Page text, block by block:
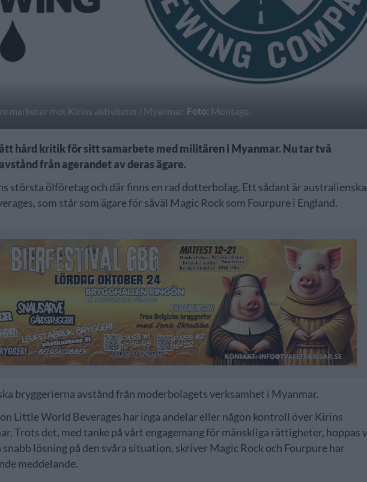
markerar mot Kirins aktiviteter i Myanmar. Foto: Montage.
hård kritik för sitt samarbete med militären i Myanmar. Nu tar två
från agerandet av deras ägare.
största ölföretag och där finns en rad dotterbolag. Ett sådant är australienska
som står som ägare för såväl Magic Rock som Fourpure i England.
bryggerierna avstånd från moderbolagets verksamhet i Myanmar.
Little World Beverages har inga andelar eller någon kontroll över Kirins
Trots det, med tanke på vårt engagemang för mänskliga rättigheter, hoppas
snabb lösning på den svåra situation, skriver Magic Rock och Fourpure har
meddelande.